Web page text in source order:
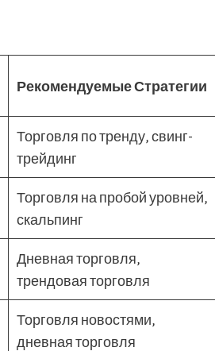
Рекомендуемые Стратегии
Торговля по тренду‚ свинг-
трейдинг
Торговля на пробой уровней‚
скальпинг
Дневная торговля‚
трендовая торговля
Торговля новостями‚
дневная торговля